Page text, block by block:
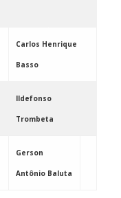
Carlos Henrique
Basso
Ildefonso
Trombeta
Gerson
Antônio Baluta